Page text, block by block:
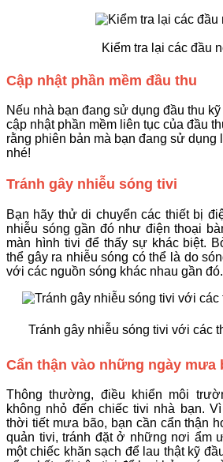
Kiểm tra lại các đầu
Cập nhật phần mềm đầu thu
Nếu nhà bạn đang sử dụng đầu thu
cập nhật phần mềm liên tục của đầu
rằng phiên bản mà bạn đang sử dụng
nhé!
Tránh gây nhiễu sóng tivi
Bạn hãy thử di chuyển các thiết bị
nhiễu sóng gần đó như điện thoại
màn hình tivi để thấy sự khác biệt.
thể gây ra nhiễu sóng có thể là do
với các nguồn sóng khác nhau gần đó.
Tránh gây nhiễu sóng tivi với các
Cẩn thận vào những ngày mưa
Thông thường, điều khiển môi
không nhỏ đến chiếc tivi nhà bạn.
thời tiết mưa bão, bạn cần cẩn thận
quản tivi, tránh đặt ở những nơi ẩm
một chiếc khăn sạch để lau thật kỹ